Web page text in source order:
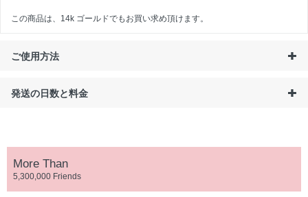
この商品は、 14k ゴールドでもお買い求め頂けます。
ご使用方法
発送の日数と料金
More Than
5,300,000 Friends